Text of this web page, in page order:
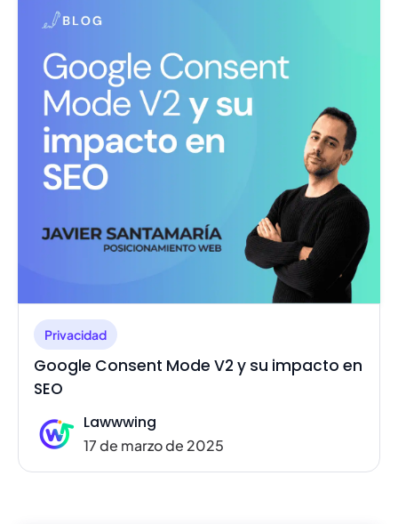
Privacidad
Google Consent Mode V2 y su impacto en
SEO
Lawwwing
17 de marzo de 2025